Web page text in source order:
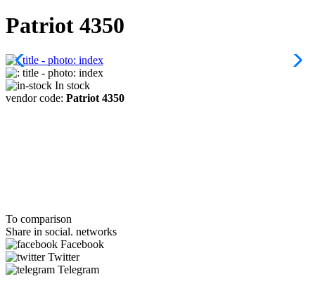
Patriot 4350
In stock
vendor code: Patriot 4350
To comparison
Share in social. networks
Facebook
Twitter
Telegram